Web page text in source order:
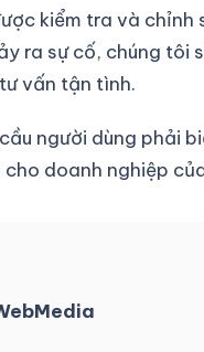
kiểm tra và
ra sự cố, chúng
vấn tận tình.
người dùng phải
doanh nghiệp